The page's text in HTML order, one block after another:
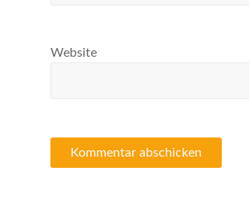
Website